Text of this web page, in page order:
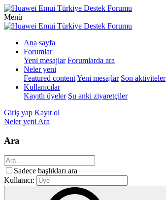
Menü
Ana sayfa
Forumlar
Yeni mesajlar Forumlarda ara
Neler yeni
Featured contentYeni mesajlar Son aktiviteler
Kullanıcılar
Kayıtlı üyeler Şu anki ziyaretçiler
Giriş yap Kayıt ol
Neler yeni Ara
Ara
Sadece başlıkları ara
Kullanıcı: